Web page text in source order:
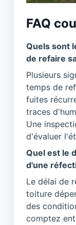
FAQ
Quels sont
de refaire
Plusieurs
temps de
fuites
traces
Une
d'évaluer
Quel est le
d'une
Le délai de
toiture
des
comptez